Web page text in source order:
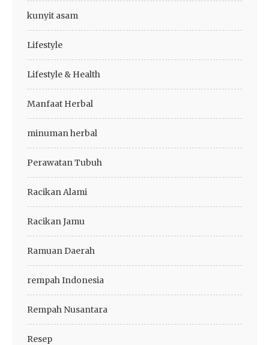
kunyit asam
Lifestyle
Lifestyle & Health
Manfaat Herbal
minuman herbal
Perawatan Tubuh
Racikan Alami
Racikan Jamu
Ramuan Daerah
rempah Indonesia
Rempah Nusantara
Resep